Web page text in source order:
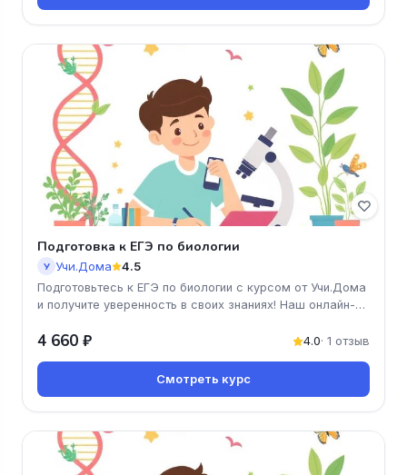
Подготовка к ЕГЭ по биологии
У Учи.Дома 4.5
Подготовьтесь к ЕГЭ по биологии с курсом от Учи.Дома
и получите уверенность в своих знаниях! Наш онлайн-
4 660 ₽ 4.0· 1 отзыв
Смотреть курс